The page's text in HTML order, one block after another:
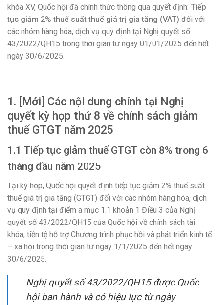
khóa XV, Quốc hội đã chính thức thông qua quyết định: Tiếp
tục giảm 2% thuế suất thuế giá trị gia tăng (VAT) đối với
các nhóm hàng hóa, dịch vụ quy định tại Nghị quyết số
43/2022/QH15 trong thời gian từ ngày 01/01/2025 đến hết
ngày 30/6/2025.
1. [Mới] Các nội dung chính tại Nghị
quyết kỳ họp thứ 8 về chính sách giảm
thuế GTGT năm 2025
1.1 Tiếp tục giảm thuế GTGT còn 8% trong 6
tháng đầu năm 2025
Tại kỳ họp, Quốc hội quyết định tiếp tục giảm 2% thuế suất
thuế giá trị gia tăng (GTGT) đối với các nhóm hàng hóa, dịch
vụ quy định tại điểm a mục 1.1 khoản 1 Điều 3 của Nghị
quyết số 43/2022/QH15 của Quốc hội về chính sách tài
khóa, tiền tệ hỗ trợ Chương trình phục hồi và phát triển kinh tế
– xã hội trong thời gian từ ngày 1/1/2025 đến hết ngày
30/6/2025.
Nghị quyết số 43/2022/QH15 được Quốc
hội ban hành và có hiệu lực từ ngày